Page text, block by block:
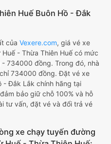
Huế Buôn Hồ - Đắk
của Vexere.com, giá vé xe
- Thừa Thiên Huế có mức
734000 đồng. Trong đó, nhà
734000 đồng. Đặt vé xe
- Đắk Lắk chính hãng tại
bảo giữ chỗ 100% và hỗ
tư vấn, đặt vé và đổi trả vé
xe chạy tuyến đường